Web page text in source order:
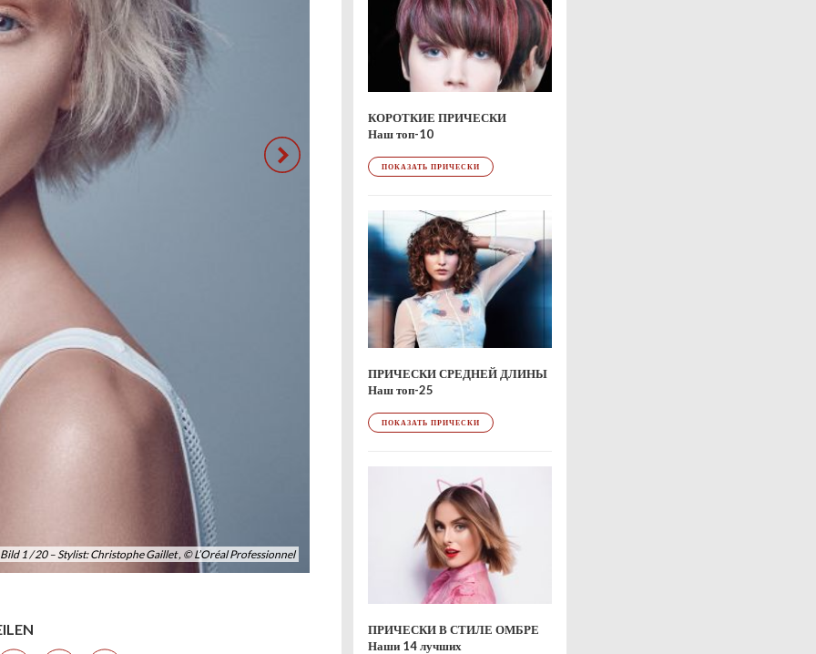
Bild 1 / 20 – Stylist: Christophe Gaillet , © L’Oréal Professionnel
КОРОТКИЕ ПРИЧЕСКИ
Наш топ-10
ПОКАЗАТЬ ПРИЧЕСКИ
ПРИЧЕСКИ СРЕДНЕЙ ДЛИНЫ
Наш топ-25
ПОКАЗАТЬ ПРИЧЕСКИ
ПРИЧЕСКИ В СТИЛЕ ОМБРЕ
Наши 14 лучших